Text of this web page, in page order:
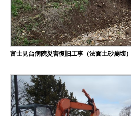
富士見台病院災害復旧工事（法面土砂崩壊）